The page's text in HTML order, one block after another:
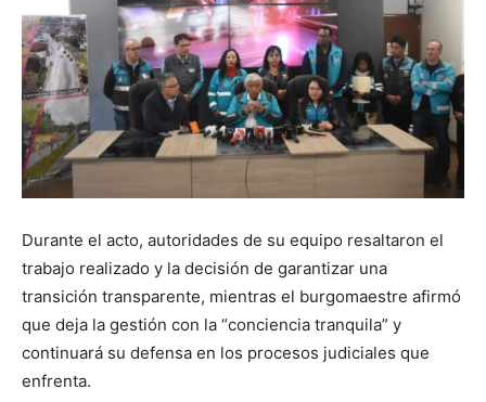
Durante el acto, autoridades de su equipo resaltaron el
trabajo realizado y la decisión de garantizar una
transición transparente, mientras el burgomaestre afirmó
que deja la gestión con la “conciencia tranquila” y
continuará su defensa en los procesos judiciales que
enfrenta.